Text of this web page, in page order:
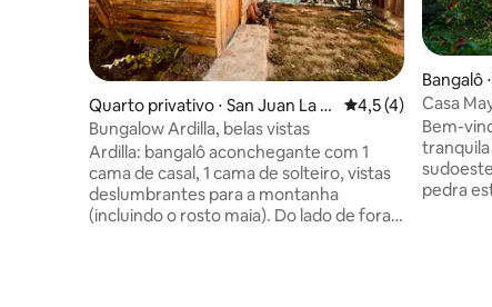
Quarto privativo ⋅ San Juan La L
aguna
4,5 de uma
4,5 (4)
Bungalow Ardilla, belas vistas
Ardilla: bangalô aconchegante com 1
cama de casal, 1 cama de solteiro, vistas
deslumbrantes para a montanha
(incluindo o rosto maia). Do lado de fora,
Bangalô
Casa
lago
Bem-
tranquila
pedra